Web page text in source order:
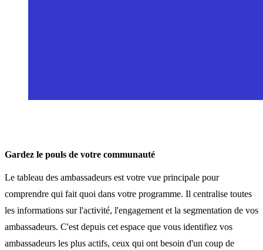
Gardez le pouls de votre communauté
Le tableau des ambassadeurs est votre vue principale pour
comprendre qui fait quoi dans votre programme. Il centralise toutes
les informations sur l'activité, l'engagement et la segmentation de vos
ambassadeurs. C'est depuis cet espace que vous identifiez vos
ambassadeurs les plus actifs, ceux qui ont besoin d'un coup de